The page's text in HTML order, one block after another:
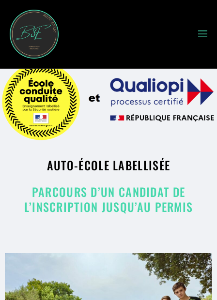
AUTO-ÉCOLE LABELLISÉE
PARCOURS D’UN CANDIDAT DE
L’INSCRIPTION JUSQU’AU PERMIS